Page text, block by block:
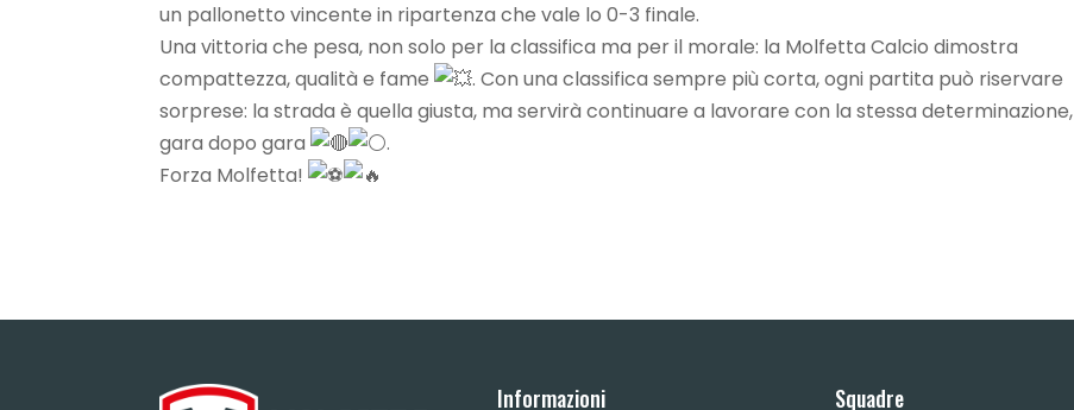
un pallonetto vincente in ripartenza che vale lo 0-3 finale.
Una vittoria che pesa, non solo per la classifica ma per il morale: la Molfetta Calcio dimostra
compattezza, qualità e fame
. Con una classifica sempre più corta, ogni partita può riservare
sorprese: la strada è quella giusta, ma servirà continuare a lavorare con la stessa determinazione,
gara dopo gara
.
Forza Molfetta!
Informazioni Squadre